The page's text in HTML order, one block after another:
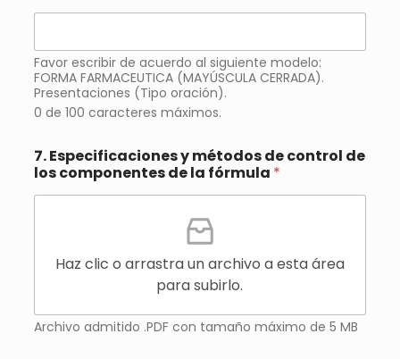
Favor escribir de acuerdo al siguiente modelo:
FORMA FARMACEUTICA (MAYÚSCULA CERRADA).
Presentaciones (Tipo oración).
0 de 100 caracteres máximos.
7. Especificaciones y métodos de control de
los componentes de la fórmula *
Haz clic o arrastra un archivo a esta área
para subirlo.
Archivo admitido .PDF con tamaño máximo de 5 MB